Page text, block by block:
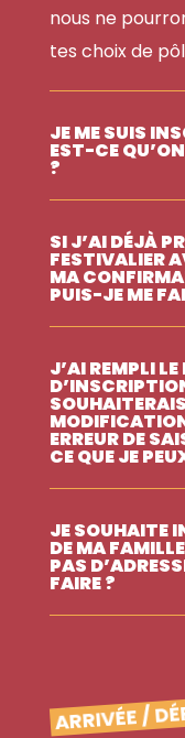
nous ne
tes choix de
JE ME SUIS
EST-CE
?
SI J’AI DÉJÀ
FESTIVALIER
MA
PUIS-JE ME
J’AI REMPLI
ERREUR DE
CE QUE JE
JE SOUHAITE
DE MA
PAS
FAIRE ?
ARRIVÉE /